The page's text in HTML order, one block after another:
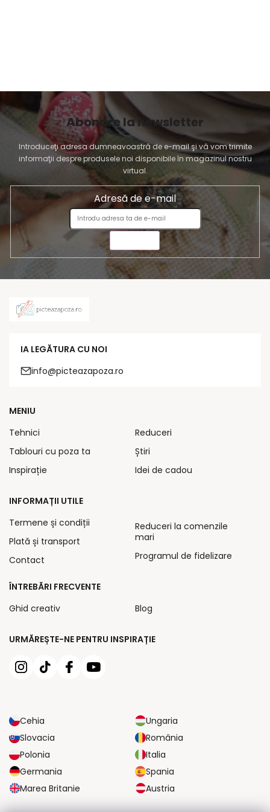
Abonare la newsletter
Introduceţi adresa dumneavoastră de e-mail şi vă vom trimite
informaţii despre produsele noi disponibile în magazinul nostru
virtual.
Adresă de e-mail
IA LEGĂTURA CU NOI
info@picteazapoza.ro
URMĂREȘTE-NE PENTRU INSPIRAȚIE
Cehia
Ungaria
Slovacia
România
Polonia
Italia
Germania
Spania
Marea Britanie
Austria
MENIU
Tehnici
Tablouri cu poza ta
Inspirație
Reduceri
Știri
Idei de cadou
INFORMAȚII UTILE
Termene și condiții
Plată și transport
Contact
Reduceri la comenzile
mari
Programul de fidelizare
ÎNTREBĂRI FRECVENTE
Ghid creativ
Blog